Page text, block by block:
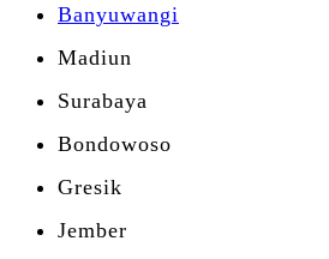
Banyuwangi
Madiun
Surabaya
Bondowoso
Gresik
Jember